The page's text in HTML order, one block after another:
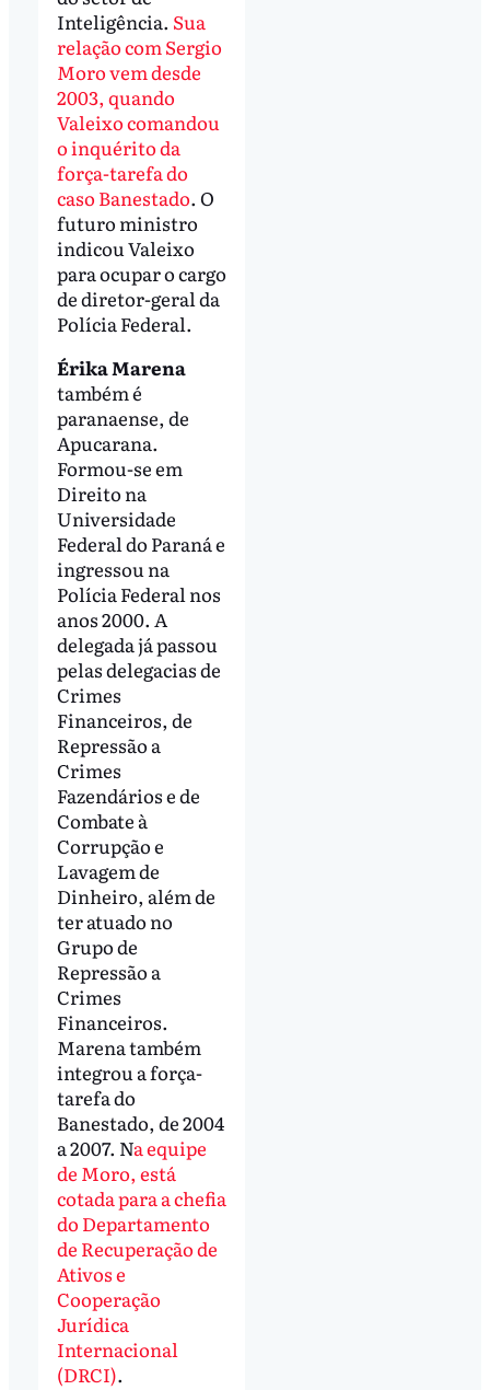
Inteligência. Sua
relação com Sergio
Moro vem desde
2003, quando
Valeixo comandou
o inquérito da
força-tarefa do
caso Banestado. O
futuro ministro
indicou Valeixo
para ocupar o cargo
de diretor-geral da
Polícia Federal.
Érika Marena
também é
paranaense, de
Apucarana.
Formou-se em
Direito na
Universidade
Federal do Paraná e
ingressou na
Polícia Federal nos
anos 2000. A
delegada já passou
pelas delegacias de
Crimes
Financeiros, de
Repressão a
Crimes
Fazendários e de
Combate à
Corrupção e
Lavagem de
Dinheiro, além de
ter atuado no
Grupo de
Repressão a
Crimes
Financeiros.
Marena também
integrou a força-
tarefa do
Banestado, de 2004
a 2007. Na equipe
de Moro, está
cotada para a chefia
do Departamento
de Recuperação de
Ativos e
Cooperação
Jurídica
Internacional
(DRCI).